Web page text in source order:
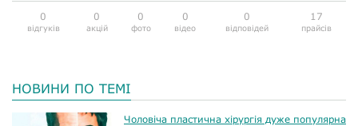
0
відгуків
0
акцій
0
фото
0
відео
0
відповідей
17
прайсів
НОВИНИ ПО ТЕМІ
Чоловіча пластична хірургія дуже популярна